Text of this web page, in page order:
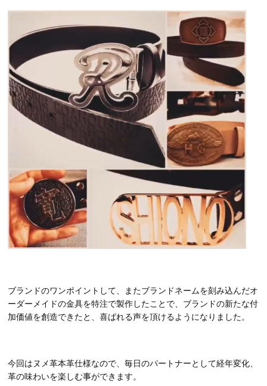
ブランドのワンポイントして、またブランドネームを刻み込んだオ
ーダーメイドの金具を特注で製作したことで、ブランドの新たな付
加価値を創造できたと、喜ばれる声を頂けるようになりました。
今回はヌメ革本革仕様なので、毎日のパートナーとして経年変化、
革の味わいを楽しむ事ができます。